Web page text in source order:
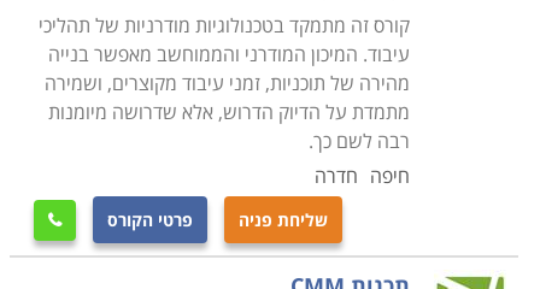
קורס זה מתמקד בטכנולוגיות מודרניות של תהליכי
עיבוד. המיכון המודרני והממוחשב מאפשר בנייה
מהירה של תוכניות, זמני עיבוד מקוצרים, ושמירה
מתמדת על הדיוק הדרוש, אלא שדרושה מיומנות
רבה לשם כך.
חיפה חדרה
שליחת פניה פרטי הקורס 